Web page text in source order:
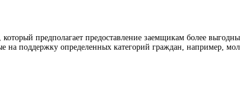
предполагает предоставление заемщикам более
на поддержку определенных категорий граждан, например,